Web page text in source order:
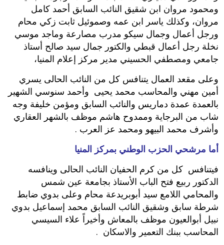
ومحمود مروان ابن شقيق النائب السابق أحمد كامل
مروان،‮ ‬وكذلك ياسر ابن عمه وصموئيل ثابت زكي محام
ورجل أعمال وجمال سيكو مدرب مصارعة وماجد موسي
نخلة رجل أعمال قبطي والكتور جمال سيد صالح أستاذ
جامعي ومصطفي الحسيني مدير مركز إعلام المنيا،‮
وعلى مقعد العمال يتنافس كل من النائب الحالى يسري
أمين مهني والمحاسب محمد يحيى وأحمد سنوسي الشهير
بالعمدة عمدة دماريس والنائب السابق ومؤمن خليفة وجه
شاب من البرجاية وممدوح هاشم موظف بالشهر العقاري
وأشرف محمد البيهو ومحمد عز العرب .
أما مرشحي الحزب الوطني بمركز المنيا
فيتنافس كل من كرم الحفيان النائب الحالى ‬وينافسه
الدكتور ربيع فتح الباب الأستاذ بجامعة عين شمس
والمحامي اللامع سيد أبوبريدعة محام وعلى بدوي ضابط
شرطة سابق وشقيق النائب السابق محمد إسماعيل بدوي
نبيل أبوالعيون موظف بالمعاش وأخيراً‮ ‬علاء السيسي
المحاسب ببنك التعمير والاسكان .‬